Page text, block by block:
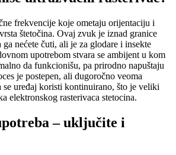
frekvencije koje ometaju orijentaciju i
štetočina. Ovaj zvuk je iznad granice
nećete čuti, ali je za glodare i insekte
upotrebom stvara se ambijent u kom
da funkcionišu, pa prirodno napuštaju
je postepen, ali dugoročno veoma
se uređaj koristi kontinuirano, što je veliki
elektronskog rasterivaca stetocina.
– uključite i